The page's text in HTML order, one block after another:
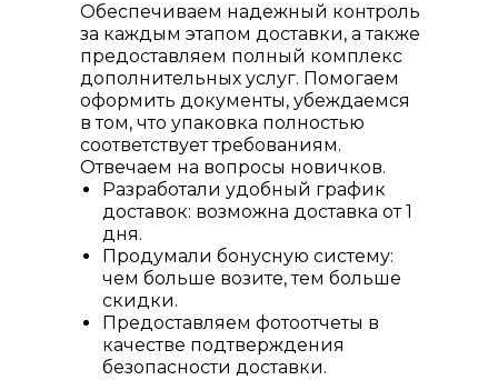
Обеспечиваем надежный контроль
за каждым этапом доставки, а также
предоставляем полный комплекс
дополнительных услуг. Помогаем
оформить документы, убеждаемся
в том, что упаковка полностью
соответствует требованиям.
Отвечаем на вопросы новичков.
Разработали удобный график
доставок: возможна доставка от 1
дня.
Продумали бонусную систему:
чем больше возите, тем больше
скидки.
Предоставляем фотоотчеты в
качестве подтверждения
безопасности доставки.